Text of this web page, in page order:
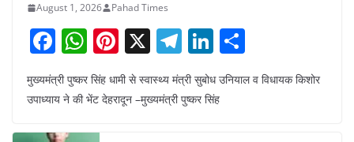
August 1, 2026 Pahad Times
F
a
c
W
h
at
Pi
nt
er
e
X T
el
e
gr
Li
n
k ar
मुख्यमंत्री पुष्कर सिंह धामी से स्वास्थ्य मंत्री सुबोध उनियाल व विधायक किशोर
उपाध्याय ने की भेंट देहरादून –मुख्यमंत्री पुष्कर सिंह